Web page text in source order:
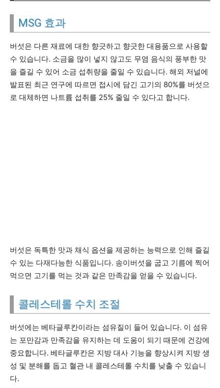
MSG 효과
버섯은 다른 재료에 대한 향긋하고 향긋한 대용품으로 사용할
수 있습니다. 소금을 많이 넣지 않고도 무염 음식의 풍부한 맛
을 즐길 수 있어 소금 섭취량을 줄일 수 있습니다. 해외 저널에
발표된 최근 연구에 따르면 접시에 담긴 고기의 80%를 버섯으
로 대체하면 나트륨 섭취를 25% 줄일 수 있다고 합니다.
버섯은 독특한 맛과 채식 옵션을 제공하는 능력으로 인해 즐길
수 있는 다재다능한 식품입니다. 송이버섯을 굽고 기름에 찍어
먹으면 고기를 먹는 것과 같은 만족감을 얻을 수 있습니다.
콜레스테롤 수치 조절
버섯에는 베타글루칸이라는 섬유질이 들어 있습니다. 이 섬유
는 포만감과 만족감을 유지하는 데 도움이 되기 때문에 건강에
중요합니다. 베타글루칸은 지방 대사 기능을 향상시켜 지방 생
성 및 분해를 돕고 혈관 내 콜레스테롤 수치를 낮출 수 있습니
다.